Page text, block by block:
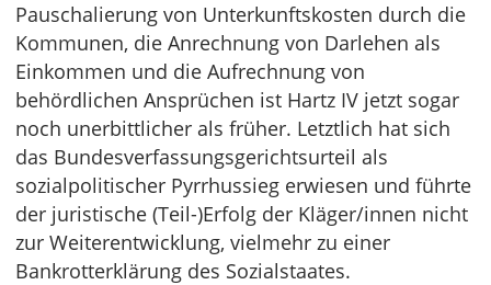
Pauschalierung von Unterkunftskosten durch die
Kommunen, die Anrechnung von Darlehen als
Einkommen und die Aufrechnung von
behördlichen Ansprüchen ist Hartz IV jetzt sogar
noch unerbittlicher als früher. Letztlich hat sich
das Bundesverfassungsgerichtsurteil als
sozialpolitischer Pyrrhussieg erwiesen und führte
der juristische (Teil-)Erfolg der Kläger/innen nicht
zur Weiterentwicklung, vielmehr zu einer
Bankrotterklärung des Sozialstaates.